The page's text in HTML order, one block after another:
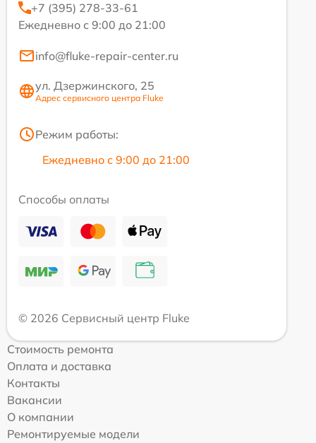
+7 (395) 278-33-61
Ежедневно с 9:00 до 21:00
info@fluke-repair-center.ru
ул. Дзержинского, 25
Адрес сервисного центра Fluke
Режим работы:
Ежедневно с 9:00 до 21:00
Способы оплаты
© 2026 Сервисный центр Fluke
Стоимость ремонта
Оплата и доставка
Контакты
Вакансии
О компании
Ремонтируемые модели